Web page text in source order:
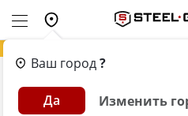
Ваш город?
Да Изменить
Главная Каталог
Расходники для страйкбола